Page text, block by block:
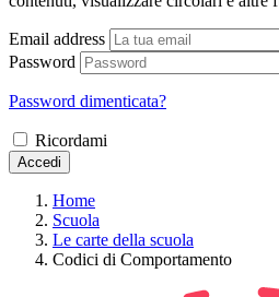
Email address
Password
Password dimenticata?
Ricordami
Accedi
Home
Scuola
Le carte della scuola
Codici di Comportamento